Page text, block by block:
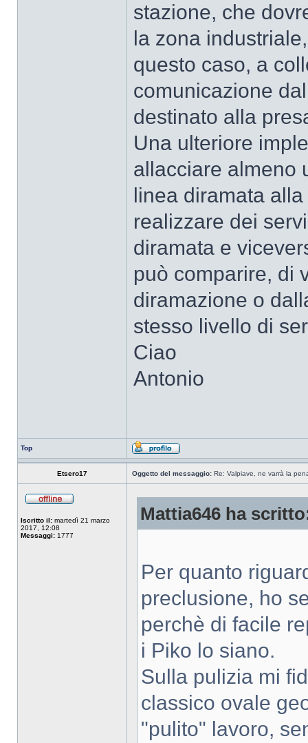
stazione, che
la zona
questo caso, a
comunicazione
destinato alla
Una ulteriore
allacciare almeno
linea diramata
realizzare dei
diramata e
può comparire, di
diramazione o
stesso livello di
Ciao
Antonio
Top
Etsero17 Oggetto del messaggio: Re: Valpiave, ne varrà la
Iscritto il: martedì 21 marzo
2017, 12:08
Messaggi: 1777
Mattia646 ha
Per quanto
preclusione, ho
perchè di facile
i Piko lo siano.
Sulla pulizia mi
classico ovale
"pulito" lavoro,